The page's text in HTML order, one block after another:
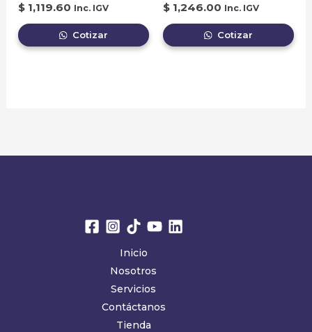
$ 1,119.60 Inc. IGV
Cotizar
$ 1,246.00 Inc. IGV
Cotizar
Inicio
Nosotros
Servicios
Contáctanos
Tienda